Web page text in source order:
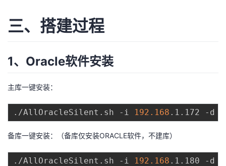
三、搭建过程
1、Oracle软件安装
主库一键安装：
./AllOracleSilent.sh -i 192.168
备库一键安装：（备库仅安装ORACLE软件，不建库）
./AllOracleSilent.sh -i 192.168